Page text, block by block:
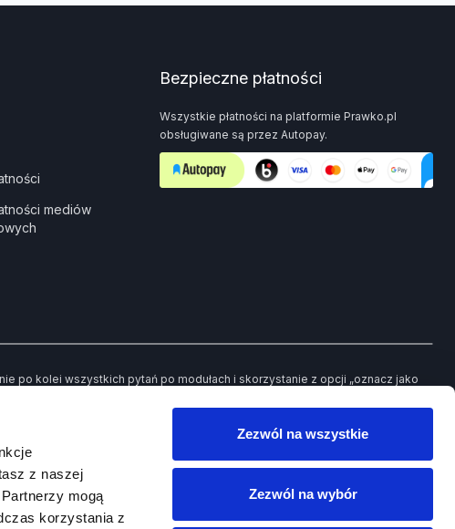
z naszej
mogą
korzystania z
Zezwól na wszystkie
Zezwól na wybór
mediów
Bezpieczne płatności
Wszystkie płatności na platformie Prawko.pl
obsługiwane są przez Autopay.
po kolei wszystkich pytań po modułach i skorzystanie z opcji „oznacz jako